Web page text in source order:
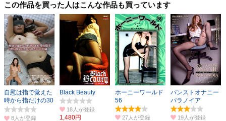
この作品を買った人はこんな作品も買っています
自慰は指で覚えた
時から指だけの30
歳
8人
Black Beauty
18人
1,480円
ホーニーワールド
56
27人
パンストオナニー
パラノイア
19人